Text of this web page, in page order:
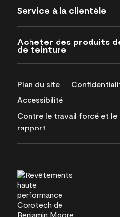
Service à la clientèle
Acheter des produits
de teinture
Plan du site
Accessibilité
Contre le travail forcé et le
rapport